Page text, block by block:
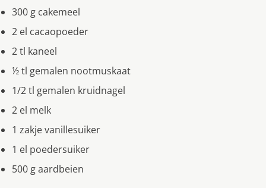
300 g cakemeel
2 el cacaopoeder
2 tl kaneel
½ tl gemalen nootmuskaat
1/2 tl gemalen kruidnagel
2 el melk
1 zakje vanillesuiker
1 el poedersuiker
500 g aardbeien